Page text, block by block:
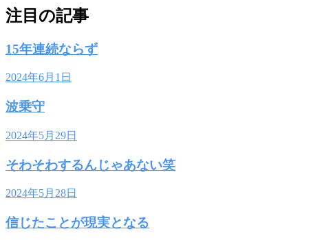
注目の記事
15年連続ならず
2024年6月1日
波乗守
2024年5月29日
そわそわするんじゃあない笑
2024年5月28日
信じたことが現実となる